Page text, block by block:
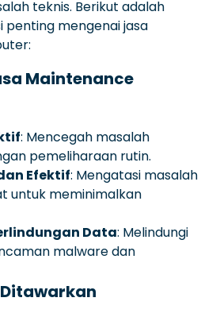
teknis. Berikut adalah
mengenai jasa
Maintenance
: Mencegah masalah
pemeliharaan rutin.
Efektif: Mengatasi masalah
untuk meminimalkan
Data: Melindungi
malware dan